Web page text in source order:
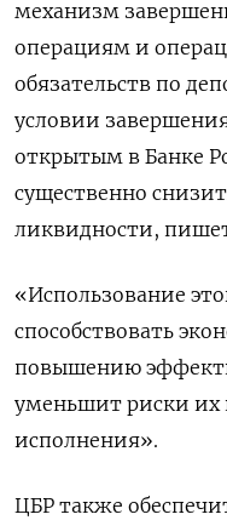
механизм
операциям и
обязательств по
условии
открытым в Банке
существенно
ликвидности,
«Использование
способствовать
повышению
уменьшит риски их
исполнения».
ЦБР также